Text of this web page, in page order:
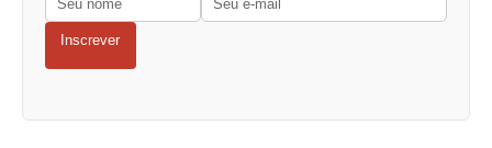
Inscrever